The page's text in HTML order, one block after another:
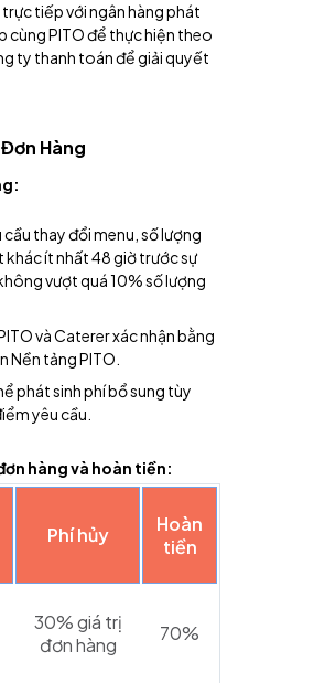
trực tiếp với ngân hàng phát
cùng PITO để thực hiện theo
ty thanh toán để giải quyết
Hàng
thay đổi menu, số lượng
ít nhất 48 giờ trước sự
vượt quá 10% số lượng
và Caterer xác nhận bằng
Nền tảng PITO.
phát sinh phí bổ sung tùy
yêu cầu.
hàng và hoàn tiền:
Phí hủy
Hoàn
tiền
30% giá trị
đơn hàng
70%